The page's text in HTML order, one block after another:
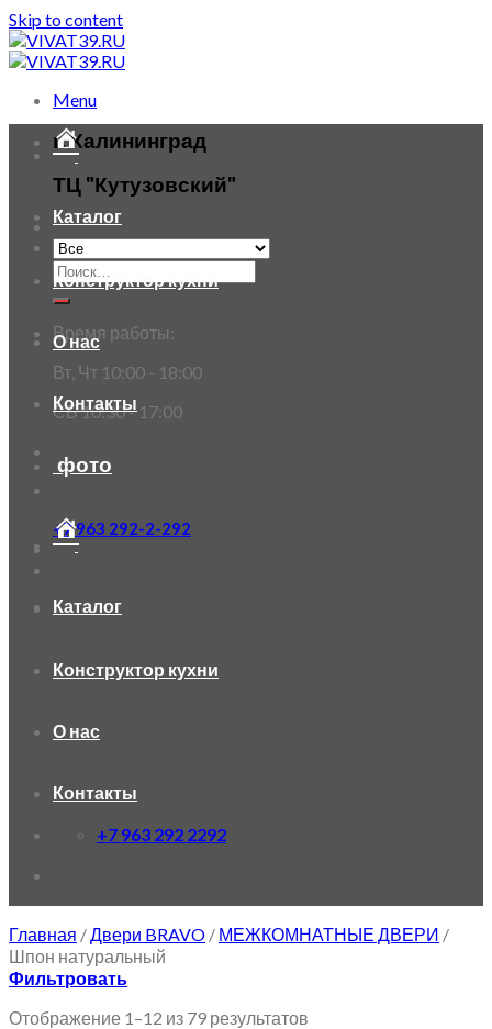
Skip to content
Menu
г. Калининград
ТЦ "Кутузовский"
Время работы:
Вт, Чт 10:00 - 18:00
СБ 10:30 - 17:00
+7 963 292-2-292
Каталог
Конструктор кухни
О нас
Контакты
фото
Каталог
Конструктор кухни
О нас
Контакты
+7 963 292 2292
Главная /Двери BRAVO / МЕЖКОМНАТНЫЕ ДВЕРИ /
Шпон натуральный
Фильтровать
Отображение 1–12 из 79 результатов